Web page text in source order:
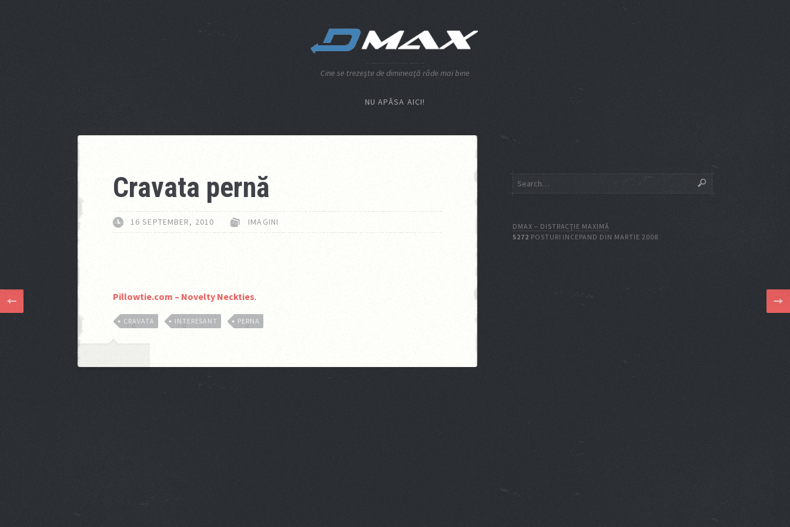
Cine se trezeşte de dimineaţă râde mai bine
NU APĂSA AICI!
Cravata pernă
16 SEPTEMBER, 2010 IMAGINI
Pillowtie.com – Novelty Neckties.
CRAVATA INTERESANT PERNA
DMAX – DISTRACŢIE MAXIMĂ
5272 POSTURI INCEPAND DIN MARTIE 2008